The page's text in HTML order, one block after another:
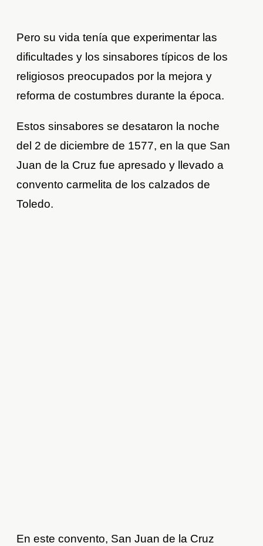
Pero su vida tenía que experimentar las
dificultades y los sinsabores típicos de los
religiosos preocupados por la mejora y
reforma de costumbres durante la época.
Estos sinsabores se desataron la noche
del 2 de diciembre de 1577, en la que San
Juan de la Cruz fue apresado y llevado a
convento carmelita de los calzados de
Toledo.
En este convento, San Juan de la Cruz